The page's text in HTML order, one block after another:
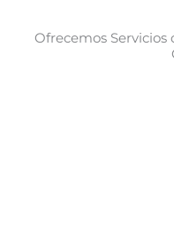
Ofrecemos Servicios